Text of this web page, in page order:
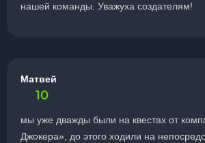
нашей команды. Уважуха создателям!
Матвей
10
мы уже дважды были на квестах от
Джокера», до этого ходили на